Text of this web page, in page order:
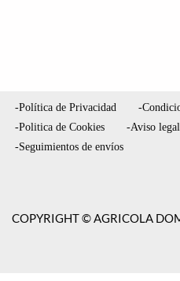
-Política de Privacidad
-
-Politica de Cookies
-Aviso legal
-Seguimientos de envíos
COPYRIGHT © AGRICOLA